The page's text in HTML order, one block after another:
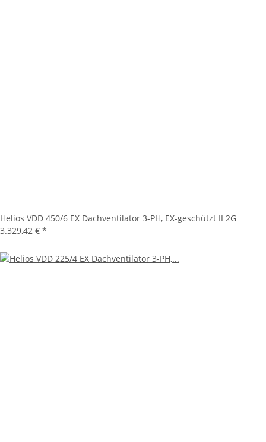
Helios VDD 450/6 EX Dachventilator 3-PH, EX-geschützt II 2G
3.329,42 € *